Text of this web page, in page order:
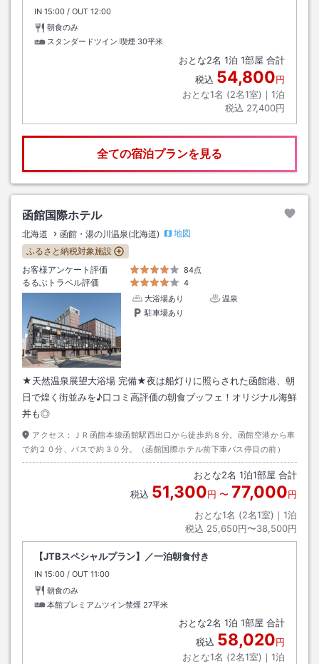
IN チェックイン
15:00 / OUT チェックアウト
12:00
朝食のみ
スタンダードツイン 喫煙 30平米
おとな2名 1泊 1部屋 合計
税込 54,800円
おとな1名 (2名1室)｜ 1泊
税込 27,400円
全ての宿泊プランを見る
函館国際ホテル
北海道 函館・湯の川温泉(北海道)
地図
ふるさと納税対象施設
お客様アンケート評価
84点
るるぶトラベル評価
4
大浴場あり
温泉
駐車場あり
★天然温泉展望大浴場 完備★夜は船灯りに照らされた函館港、朝
日で煌く街並みを♪口コミ高評価の朝食ブッフェ！オリジナル海鮮
丼も◎
アクセス：
ＪＲ函館本線函館駅西出口から徒歩約８分。函館空港から車
で約２０分、バスで約３０分。（函館国際ホテル前下車バス停目の前）
おとな2名 1泊1部屋 合計
税込 51,300円 〜 77,000円
おとな1名 (2名1室)｜ 1泊
税込 25,650円〜38,500円
【JTBスペシャルプラン】／一泊朝食付き
IN チェックイン
15:00 / OUT チェックアウト
11:00
朝食のみ
本館プレミアムツイン禁煙 27平米
おとな2名 1泊 1部屋 合計
税込 58,020円
おとな1名 (2名1室)｜ 1泊